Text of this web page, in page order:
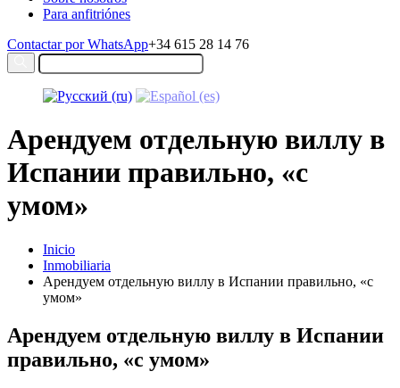
Para anfitriónes
Contactar por WhatsApp+34 615 28 14 76
Арендуем отдельную виллу в
Испании правильно, «с
умом»
Inicio
Inmobiliaria
Арендуем отдельную виллу в Испании правильно, «с
умом»
Арендуем отдельную виллу в Испании
правильно, «с умом»